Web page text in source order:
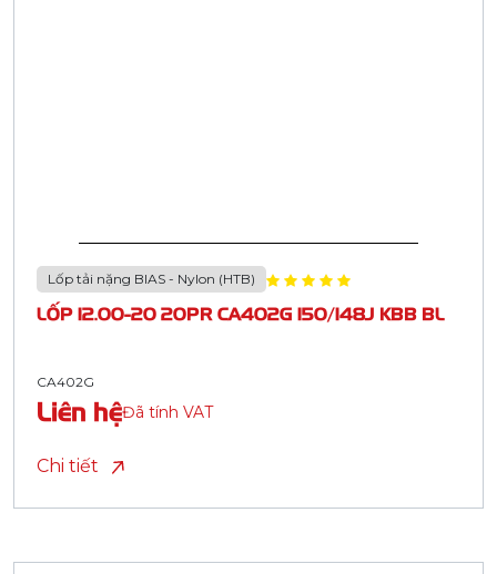
Lốp tải nặng BIAS - Nylon (HTB)
LỐP 12.00-20 20PR CA402G 150/148J KBB BL
CA402G
Liên hệĐã tính VAT
Chi tiết